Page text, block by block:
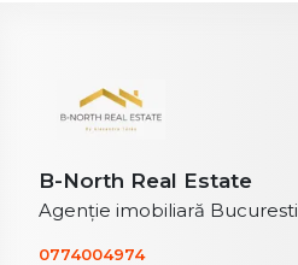
B-North Real Estate
Agenție imobiliară Bucuresti
0774004974